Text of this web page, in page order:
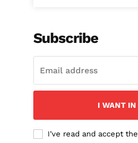
Subscribe
I WANT IN
I've read and accept the